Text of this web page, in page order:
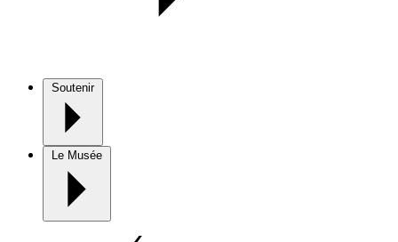
Soutenir
Le Musée